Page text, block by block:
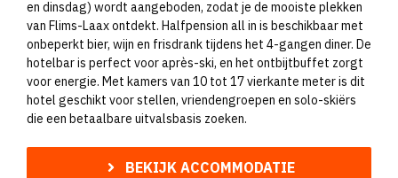
en dinsdag) wordt aangeboden, zodat je de mooiste plekken
van Flims-Laax ontdekt. Halfpension all in is beschikbaar met
onbeperkt bier, wijn en frisdrank tijdens het 4-gangen diner. De
hotelbar is perfect voor après-ski, en het ontbijtbuffet zorgt
voor energie. Met kamers van 10 tot 17 vierkante meter is dit
hotel geschikt voor stellen, vriendengroepen en solo-skiërs
die een betaalbare uitvalsbasis zoeken.
BEKIJK ACCOMMODATIE